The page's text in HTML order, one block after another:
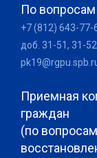
По
+7 (812) 643-77-
доб. 31-51, 31-52
Приемная
граждан
(по